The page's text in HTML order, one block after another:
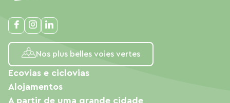
Nos plus belles voies vertes
Ecovias e ciclovias
Alojamentos
A partir de uma grande cidade